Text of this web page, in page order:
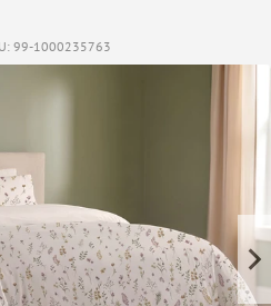
99-1000235763